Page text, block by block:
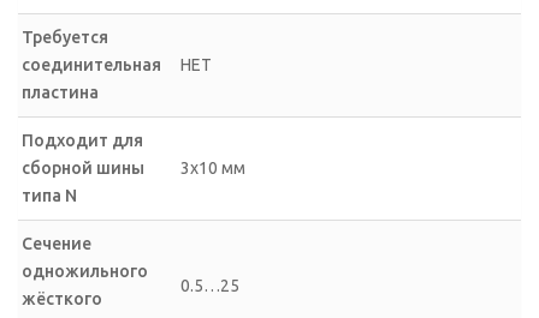
Требуется
соединительная
пластина
НЕТ
Подходит для
сборной шины
типа N
3х10 мм
Сечение
одножильного
жёсткого
0.5…25